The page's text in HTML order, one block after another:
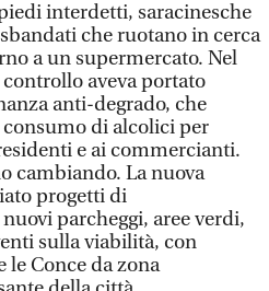
interdetti, saracinesche
che ruotano in cerca
a un supermercato. Nel
aveva portato
anti-degrado, che
di alcolici per
e ai commercianti.
cambiando. La nuova
progetti di
parcheggi, aree verdi,
sulla viabilità, con
le Conce da zona